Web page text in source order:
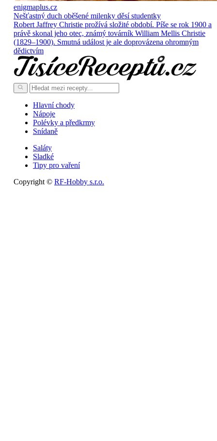
enigmaplus.cz
Nešťastný duch oběšené milenky děsí studentky
Robert Jaffrey Christie prožívá složité období. Píše se rok 1900 a
právě skonal jeho otec, známý továrník William Mellis Christie
(1829–1900). Smutná událost je ale doprovázena ohromným
dědictvím
Hlavní chody
Nápoje
Polévky a předkrmy
Snídaně
Saláty
Sladké
Tipy pro vaření
Copyright © RF-Hobby s.r.o.